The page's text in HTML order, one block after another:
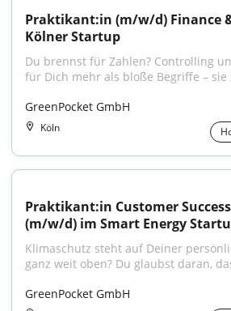
Praktikant:in (m/w/d) Finance
Kölner Startup
Du brennst für Zahlen? Controlling
für Dich mehr als bloße Begriffe – sie
GreenPocket GmbH
Köln
Praktikant:in Customer
(m/w/d) im Smart Energy
Klimaschutz steht auf Deiner
ganz weit oben? Du glaubst daran,
GreenPocket GmbH